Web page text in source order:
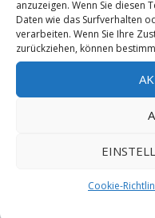
anzuzeigen. Wenn Sie diesen
Daten wie das Surfverhalten
verarbeiten. Wenn Sie Ihre
zurückziehen, können
Cookie-
Cédric
(9a+) und